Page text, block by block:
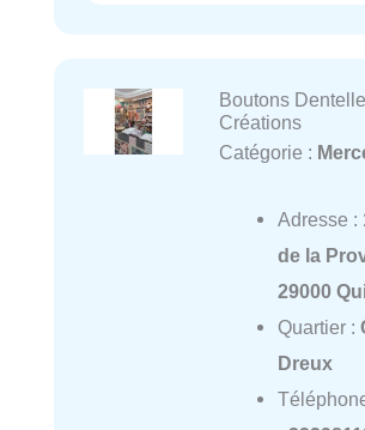
Boutons
Créations
Catégorie :
Adresse :
de la
29000
Quartier :
Dreux